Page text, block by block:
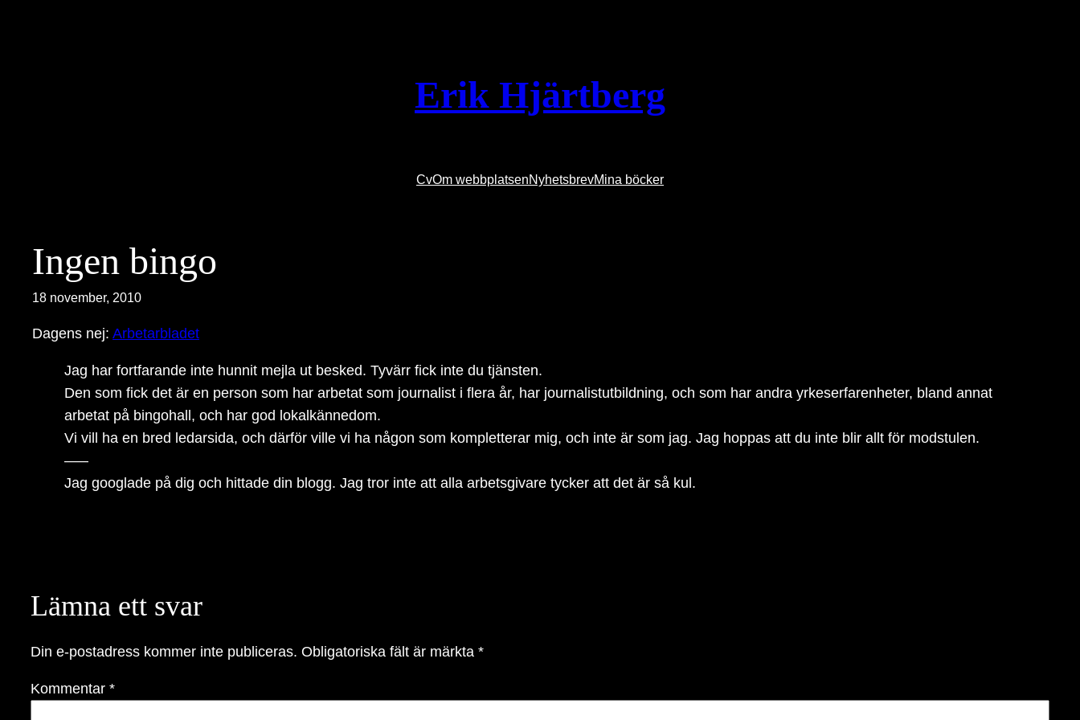
Erik Hjärtberg
CvOm webbplatsenNyhetsbrevMina böcker
Ingen bingo
18 november, 2010
Dagens nej: Arbetarbladet
Jag har fortfarande inte hunnit mejla ut besked. Tyvärr fick inte du tjänsten.
Den som fick det är en person som har arbetat som journalist i flera år, har journalistutbildning, och som har andra yrkeserfarenheter, bland annat
arbetat på bingohall, och har god lokalkännedom.
Vi vill ha en bred ledarsida, och därför ville vi ha någon som kompletterar mig, och inte är som jag. Jag hoppas att du inte blir allt för modstulen.
‒‒‒
Jag googlade på dig och hittade din blogg. Jag tror inte att alla arbetsgivare tycker att det är så kul.
Lämna ett svar
Din e-postadress kommer inte publiceras. Obligatoriska fält är märkta *
Kommentar *